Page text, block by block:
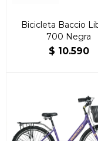
Bicicleta Baccio
700 Negra
$ 10.590